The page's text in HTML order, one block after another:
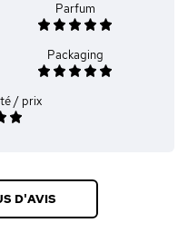
Parfum
Packaging
/ prix
D'AVIS